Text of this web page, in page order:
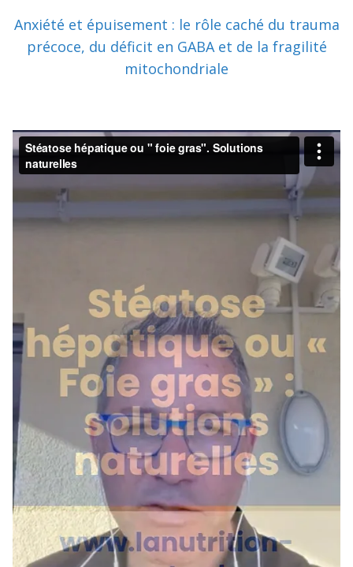
Anxiété et épuisement : le rôle caché du trauma
précoce, du déficit en GABA et de la fragilité
mitochondriale